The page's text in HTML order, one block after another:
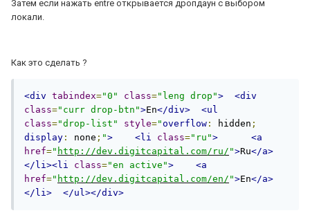
Затем если нажать entre открывается дропдаун с выбором
локали.
Как это сделать ?
<div tabindex="0" class="leng drop">
<div
class="curr drop-btn">En</div>
<ul
class="drop-list" style="overflow : hidden ;
display : none ; "> <li class="ru">
<a
href=" http://dev.digitcapital.com/ru/ ">Ru</a>
</li><li
class="en active">
<a
href=" http://dev.digitcapital.com/en/ ">En</a>
</li>
</ul></div>